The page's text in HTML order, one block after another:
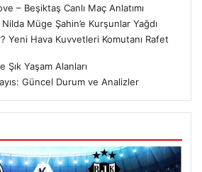
– Beşiktaş Canlı Maç Anlatımı
Nilda Müge Şahin’e Kurşunlar Yağdı
Yeni Hava Kuvvetleri Komutanı Rafet
Yaşam Alanları
Güncel Durum ve Analizler